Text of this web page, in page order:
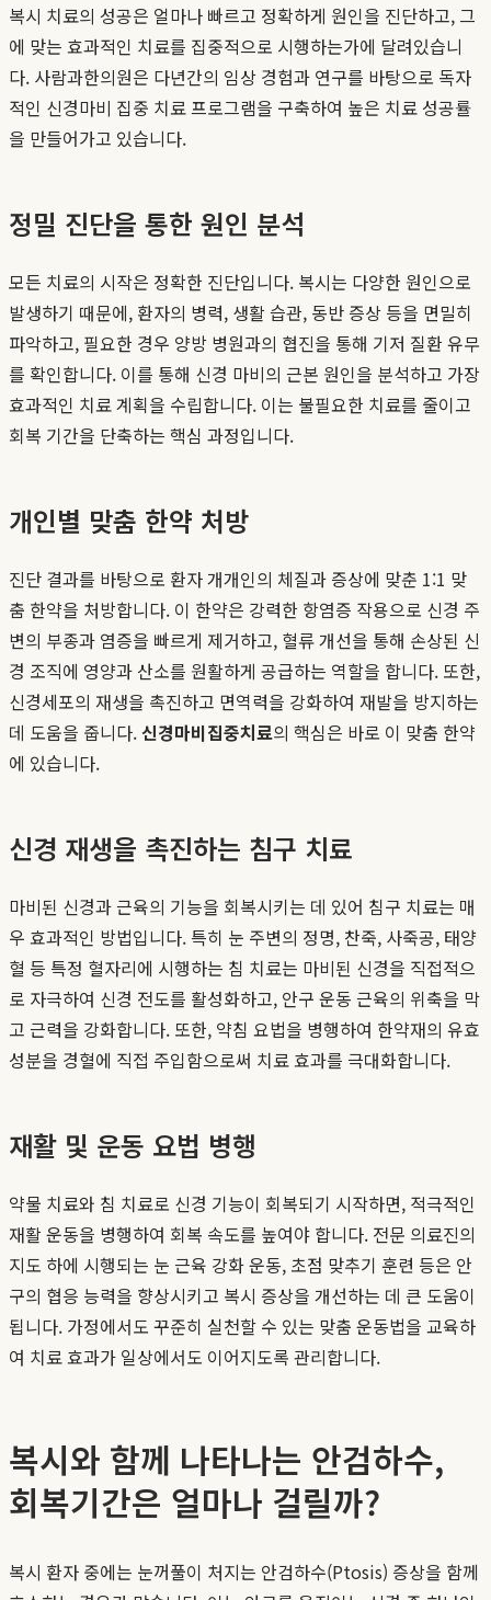
복시 치료의 성공은 얼마나 빠르고 정확하게 원인을 진단하고, 그
에 맞는 효과적인 치료를 집중적으로 시행하는가에 달려있습니
다. 사람과한의원은 다년간의 임상 경험과 연구를 바탕으로 독자
적인 신경마비 집중 치료 프로그램을 구축하여 높은 치료 성공률
을 만들어가고 있습니다.
정밀 진단을 통한 원인 분석
모든 치료의 시작은 정확한 진단입니다. 복시는 다양한 원인으로
발생하기 때문에, 환자의 병력, 생활 습관, 동반 증상 등을 면밀히
파악하고, 필요한 경우 양방 병원과의 협진을 통해 기저 질환 유무
를 확인합니다. 이를 통해 신경 마비의 근본 원인을 분석하고 가장
효과적인 치료 계획을 수립합니다. 이는 불필요한 치료를 줄이고
회복 기간을 단축하는 핵심 과정입니다.
개인별 맞춤 한약 처방
진단 결과를 바탕으로 환자 개개인의 체질과 증상에 맞춘 1:1 맞
춤 한약을 처방합니다. 이 한약은 강력한 항염증 작용으로 신경 주
변의 부종과 염증을 빠르게 제거하고, 혈류 개선을 통해 손상된 신
경 조직에 영양과 산소를 원활하게 공급하는 역할을 합니다. 또한,
신경세포의 재생을 촉진하고 면역력을 강화하여 재발을 방지하는
데 도움을 줍니다.신경마비집중치료의 핵심은 바로 이 맞춤 한약
에 있습니다.
신경 재생을 촉진하는 침구 치료
마비된 신경과 근육의 기능을 회복시키는 데 있어 침구 치료는 매
우 효과적인 방법입니다. 특히 눈 주변의 정명, 찬죽, 사죽공, 태양
혈 등 특정 혈자리에 시행하는 침 치료는 마비된 신경을 직접적으
로 자극하여 신경 전도를 활성화하고, 안구 운동 근육의 위축을 막
고 근력을 강화합니다. 또한, 약침 요법을 병행하여 한약재의 유효
성분을 경혈에 직접 주입함으로써 치료 효과를 극대화합니다.
재활 및 운동 요법 병행
약물 치료와 침 치료로 신경 기능이 회복되기 시작하면, 적극적인
재활 운동을 병행하여 회복 속도를 높여야 합니다. 전문 의료진의
지도 하에 시행되는 눈 근육 강화 운동, 초점 맞추기 훈련 등은 안
구의 협응 능력을 향상시키고 복시 증상을 개선하는 데 큰 도움이
됩니다. 가정에서도 꾸준히 실천할 수 있는 맞춤 운동법을 교육하
여 치료 효과가 일상에서도 이어지도록 관리합니다.
복시와 함께 나타나는 안검하수,
회복기간은 얼마나 걸릴까?
복시 환자 중에는 눈꺼풀이 처지는 안검하수(Ptosis) 증상을 함께